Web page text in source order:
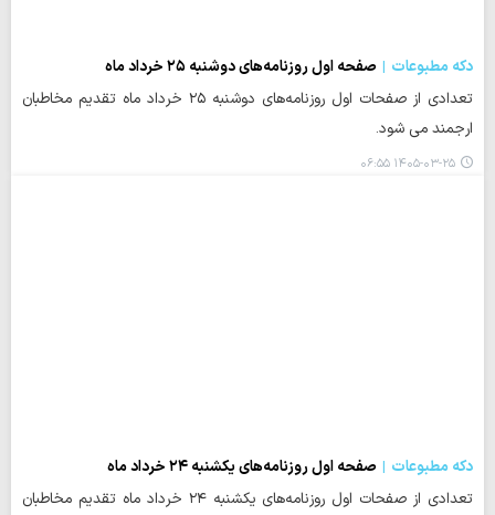
دکه مطبوعات
صفحه اول روزنامه‌های دوشنبه ۲۵ خرداد ماه
تعدادی از صفحات اول روزنامه‌های دوشنبه ۲۵ خرداد ماه تقدیم مخاطبان
ارجمند می شود.
۱۴۰۵-۰۳-۲۵ ۰۶:۵۵
دکه مطبوعات
صفحه اول روزنامه‌های یکشنبه ۲۴ خرداد ماه
تعدادی از صفحات اول روزنامه‌های یکشنبه ۲۴ خرداد ماه تقدیم مخاطبان